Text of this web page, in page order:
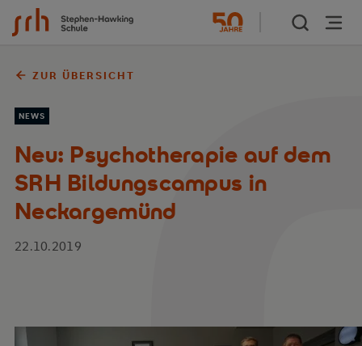
Zum Inhalt springen
ZUR ÜBERSICHT
NEWS
Neu: Psychotherapie auf dem
SRH Bildungscampus in
Neckargemünd
22.10.2019